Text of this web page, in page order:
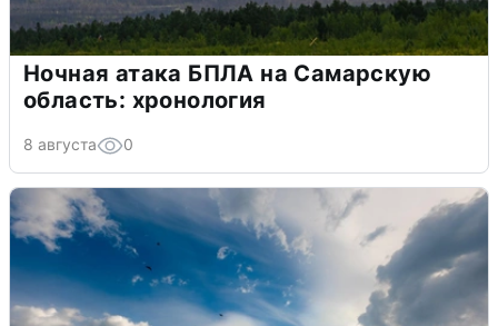
Ночная атака БПЛА на Самарскую
область: хронология
8 августа 0